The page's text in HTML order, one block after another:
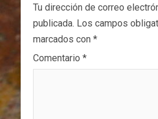
Tu dirección de correo
publicada. Los campos
marcados con *
Comentario *